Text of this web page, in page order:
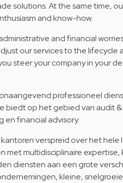
solutions. At the same time,
and know-how.
and financial
our services to the lifecycle
steer your company in your
professioneel
op het gebied van audit &
en financial advisory.
verspreid over het hele
multidisciplinaire expertise,
diensten aan een grote
kleine,